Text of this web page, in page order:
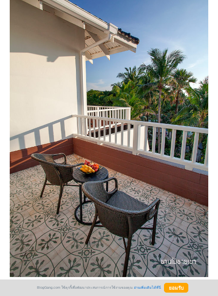
BlogGang.com ใช้คุกกี้เพื่อพัฒนาประสบการณ์การใช้งานของคุณ อ่านเพิ่มเติมได้ที่นี่